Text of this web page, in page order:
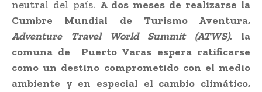
neutral del país. A dos meses de realizarse la
Cumbre Mundial de Turismo Aventura,
Adventure Travel World Summit (ATWS), la
comuna de Puerto Varas espera ratificarse
como un destino comprometido con el medio
ambiente y en especial el cambio climático,